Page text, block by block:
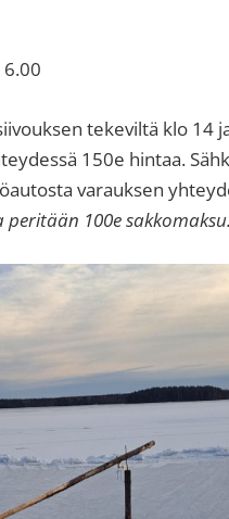
tekeviltä klo 14
150e hintaa.
varauksen
100e sakkomaksu.